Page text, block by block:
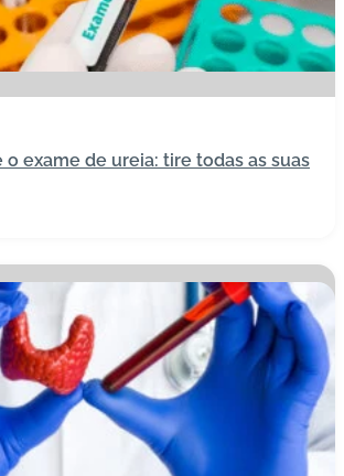
o exame de ureia: tire todas as suas